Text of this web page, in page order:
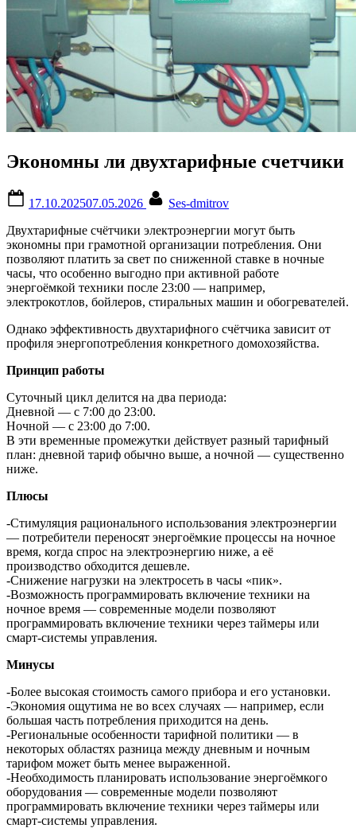
Экономны ли двухтарифные счетчики
on
17.10.202507.05.2026
Ses-dmitrov
Двухтарифные счётчики электроэнергии могут быть
экономны при грамотной организации потребления. Они
позволяют платить за свет по сниженной ставке в ночные
часы, что особенно выгодно при активной работе
энергоёмкой техники после 23:00 — например,
электрокотлов, бойлеров, стиральных машин и обогревателей.
Однако эффективность двухтарифного счётчика зависит от
профиля энергопотребления конкретного домохозяйства.
Принцип работы
Суточный цикл делится на два периода:
Дневной — с 7:00 до 23:00.
Ночной — с 23:00 до 7:00.
В эти временные промежутки действует разный тарифный
план: дневной тариф обычно выше, а ночной — существенно
ниже.
Плюсы
-Стимуляция рационального использования электроэнергии
— потребители переносят энергоёмкие процессы на ночное
время, когда спрос на электроэнергию ниже, а её
производство обходится дешевле.
-Снижение нагрузки на электросеть в часы «пик».
-Возможность программировать включение техники на
ночное время — современные модели позволяют
программировать включение техники через таймеры или
смарт-системы управления.
Минусы
-Более высокая стоимость самого прибора и его установки.
-Экономия ощутима не во всех случаях — например, если
большая часть потребления приходится на день.
-Региональные особенности тарифной политики — в
некоторых областях разница между дневным и ночным
тарифом может быть менее выраженной.
-Необходимость планировать использование энергоёмкого
оборудования — современные модели позволяют
программировать включение техники через таймеры или
смарт-системы управления.